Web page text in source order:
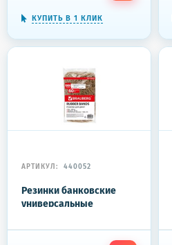
КУПИТЬ В 1 КЛИК
АРТИКУЛ: 440052
Резинки банковские
универсальные
BRAUBERG 1000 г,